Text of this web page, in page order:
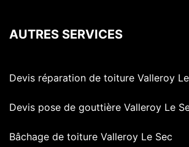
AUTRES SERVICES
Devis réparation de toiture Valleroy
Devis pose de gouttière Valleroy Le
Bâchage de toiture Valleroy Le Sec